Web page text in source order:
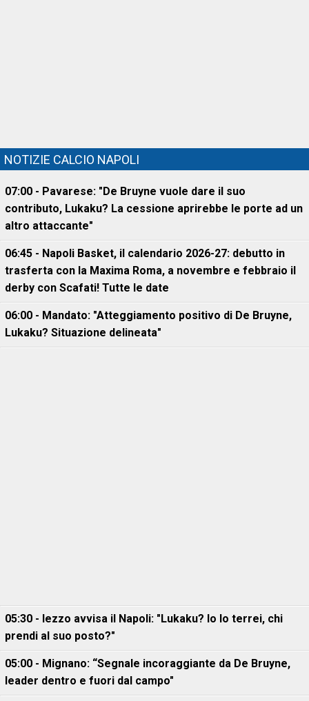
NOTIZIE CALCIO NAPOLI
07:00 - Pavarese: "De Bruyne vuole dare il suo
contributo, Lukaku? La cessione aprirebbe le porte ad un
altro attaccante"
06:45 - Napoli Basket, il calendario 2026-27: debutto in
trasferta con la Maxima Roma, a novembre e febbraio il
derby con Scafati! Tutte le date
06:00 - Mandato: "Atteggiamento positivo di De Bruyne,
Lukaku? Situazione delineata"
05:30 - Iezzo avvisa il Napoli: "Lukaku? Io lo terrei, chi
prendi al suo posto?"
05:00 - Mignano: “Segnale incoraggiante da De Bruyne,
leader dentro e fuori dal campo"